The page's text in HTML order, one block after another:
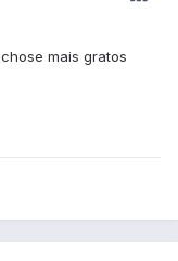
mais gratos